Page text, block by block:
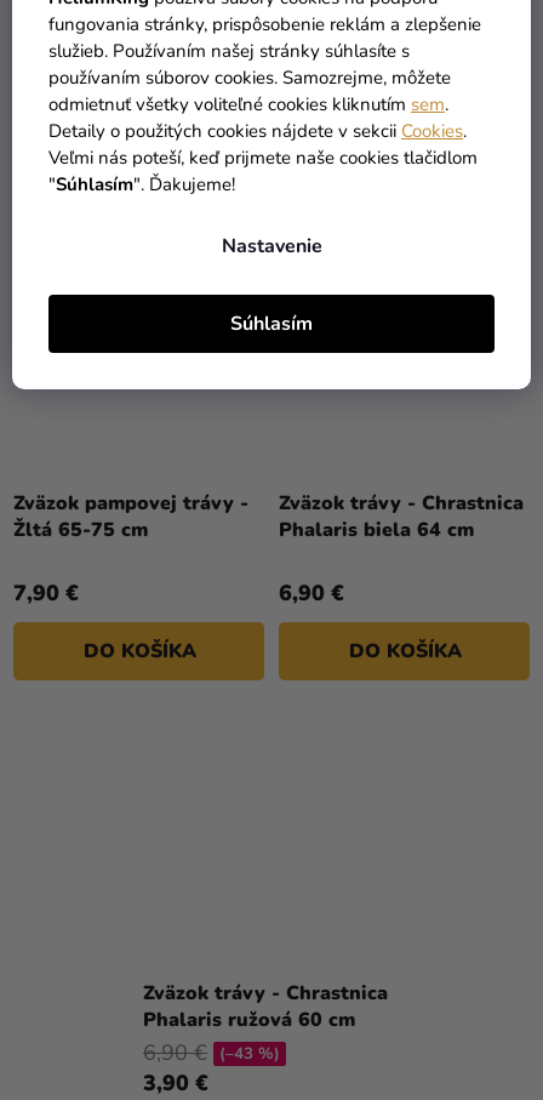
fungovania stránky, prispôsobenie reklám a zlepšenie
služieb. Používaním našej stránky súhlasíte s
používaním súborov cookies. Samozrejme, môžete
odmietnuť všetky voliteľné cookies kliknutím sem.
Detaily o použitých cookies nájdete v sekcii Cookies.
Veľmi nás poteší, keď prijmete naše cookies tlačidlom
"Súhlasím". Ďakujeme!
Nastavenie
Súhlasím
Zväzok kvetov - Zajačka
vajcovitá ružová
3,77 €
6,90 € (–45 %)
DO KOŠÍKA
Zväzok kvetov - Zajačka
vajcovitá ružová 72 cm
13,82 €
25,90 € (–46 %)
DO KOŠÍKA
Zväzok pampovej trávy -
Žltá 65-75 cm
7,90 €
DO KOŠÍKA
Zväzok trávy - Chrastnica
Phalaris biela 64 cm
6,90 €
DO KOŠÍKA
Zväzok trávy - Chrastnica
Phalaris ružová 60 cm
3,90 €
6,90 € (–43 %)